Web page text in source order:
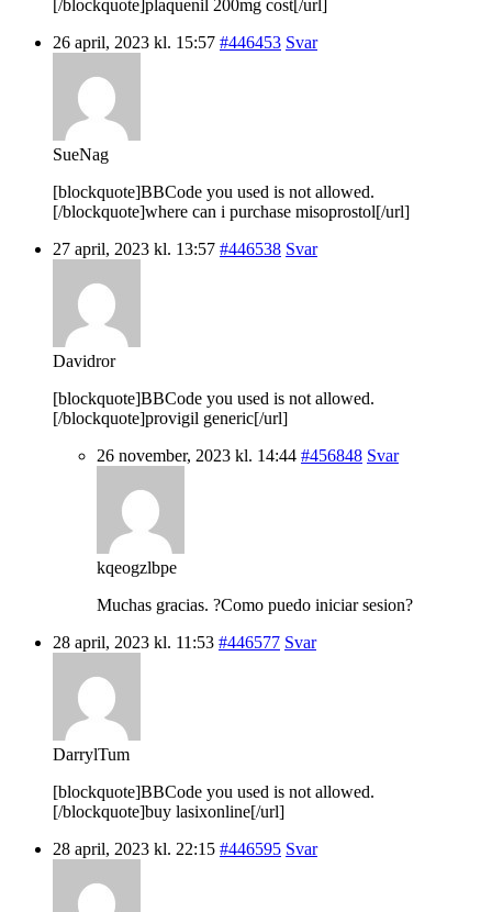
[/blockquote]plaquenil 200mg cost[/url]
26 april, 2023 kl. 15:57 #446453 Svar
SueNag
[blockquote]BBCode you used is not allowed.
[/blockquote]where can i purchase misoprostol[/url]
27 april, 2023 kl. 13:57 #446538 Svar
Davidror
[blockquote]BBCode you used is not allowed.
[/blockquote]provigil generic[/url]
26 november, 2023 kl. 14:44 #456848 Svar
kqeogzlbpe
Muchas gracias. ?Como puedo iniciar sesion?
28 april, 2023 kl. 11:53 #446577 Svar
DarrylTum
[blockquote]BBCode you used is not allowed.
[/blockquote]buy lasixonline[/url]
28 april, 2023 kl. 22:15 #446595 Svar